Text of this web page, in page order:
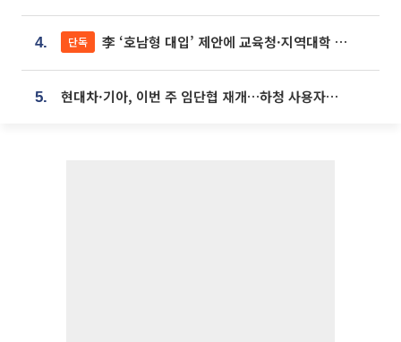
4. 단독 李 ‘호남형 대입’ 제안에 교육청·지역대학 서·논술형 입시 연계 '착수'
5. 현대차·기아, 이번 주 임단협 재개…하청 사용자성 재심도 ‘변수’